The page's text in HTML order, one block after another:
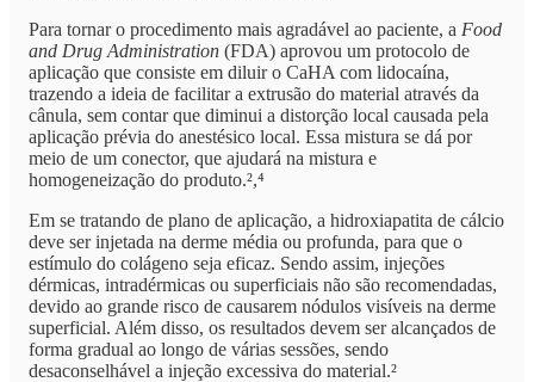
Para tornar o procedimento mais agradável ao paciente, a Food
and Drug Administration (FDA) aprovou um protocolo de
aplicação que consiste em diluir o CaHA com lidocaína,
trazendo a ideia de facilitar a extrusão do material através da
cânula, sem contar que diminui a distorção local causada pela
aplicação prévia do anestésico local. Essa mistura se dá por
meio de um conector, que ajudará na mistura e
homogeneização do produto.²,⁴
Em se tratando de plano de aplicação, a hidroxiapatita de cálcio
deve ser injetada na derme média ou profunda, para que o
estímulo do colágeno seja eficaz. Sendo assim, injeções
dérmicas, intradérmicas ou superficiais não são recomendadas,
devido ao grande risco de causarem nódulos visíveis na derme
superficial. Além disso, os resultados devem ser alcançados de
forma gradual ao longo de várias sessões, sendo
desaconselhável a injeção excessiva do material.²